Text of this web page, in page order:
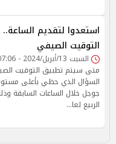
التوقيت الصيفي
السبت 13/أبريل/2024 - 07:06 م
السؤال الذي حظي بأعلى
جوجل خلال الساعات السابقة
الربيع لعا…